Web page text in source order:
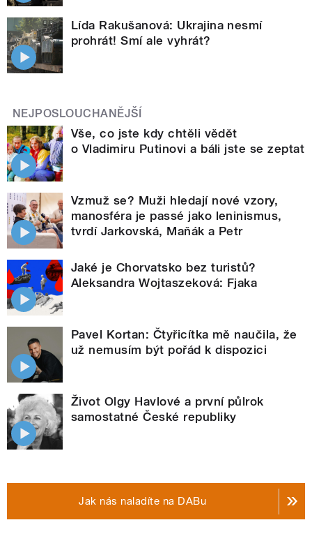
Lída Rakušanová: Ukrajina nesmí
prohrát! Smí ale vyhrát?
NEJPOSLOUCHANĚJŠÍ
Vše, co jste kdy chtěli vědět
o Vladimiru Putinovi a báli jste se zeptat
Vzmuž se? Muži hledají nové vzory,
manosféra je passé jako leninismus,
tvrdí Jarkovská, Maňák a Petr
Jaké je Chorvatsko bez turistů?
Aleksandra Wojtaszeková: Fjaka
Pavel Kortan: Čtyřicítka mě naučila, že
už nemusím být pořád k dispozici
Život Olgy Havlové a první půlrok
samostatné České republiky
Jak nás naladíte na DABu